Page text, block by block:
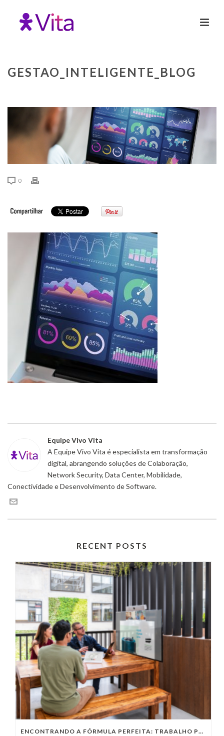
GESTAO_INTELIGENTE_BLOG
0
Equipe Vivo Vita
A Equipe Vivo Vita é especialista em transformação
digital, abrangendo soluções de Colaboração,
Network Security, Data Center, Mobilidade,
Conectividade e Desenvolvimento de Software.
RECENT POSTS
ENCONTRANDO A FÓRMULA PERFEITA: TRABALHO PRESENCIAL, HOME OFFICE OU TRABALHO HÍBRIDO?